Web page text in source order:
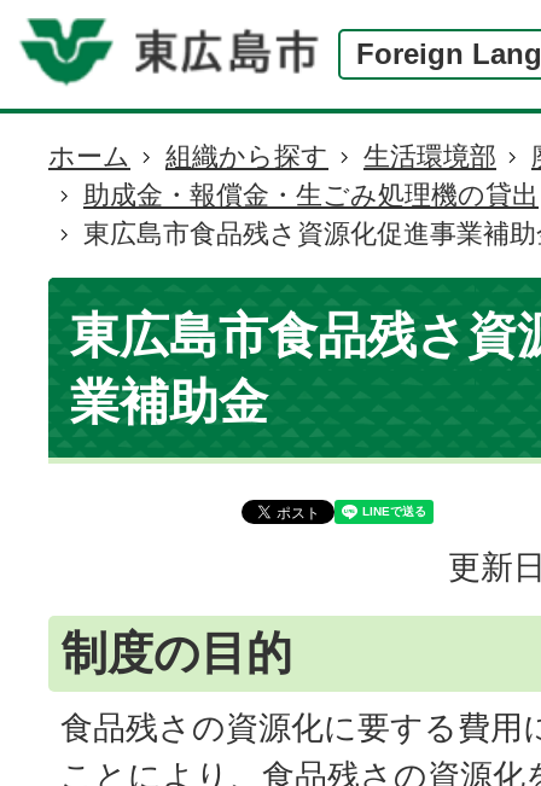
Foreign
現
在
の
位
置
ホーム 組織から探す 生活環境部
助成金・報償金・生ごみ処理機の貸出
東広島市食品残さ資源化促進事業補
東広島市食品残さ資
業補助金
更新
制度の目的
食品残さの資源化に要する費用
ことにより、食品残さの資源